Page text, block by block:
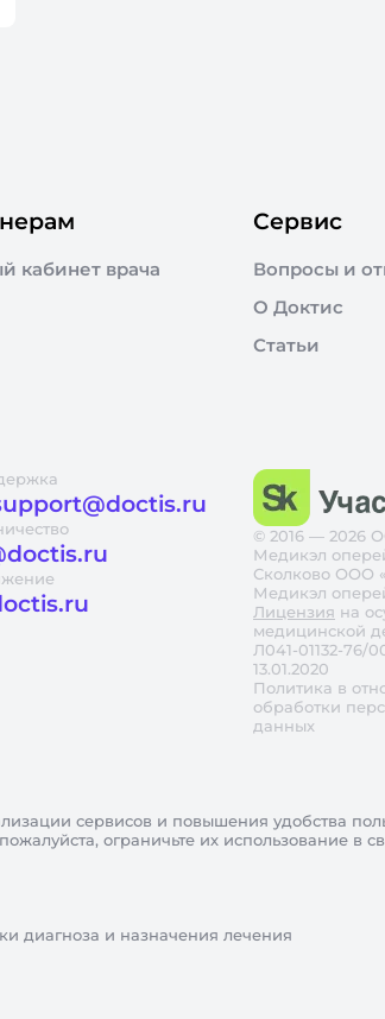
кабинет врача
Сервис
Вопросы и
О Доктис
Статьи
© 2016 — 2026
Медикэл
Сколково ООО
Медикэл
Лицензия на
медицинской
Л041-01132-76/
13.01.2020
Политика в
обработки
данных
сервисов и повышения удобства
ограничьте их использование в
диагноза и назначения лечения